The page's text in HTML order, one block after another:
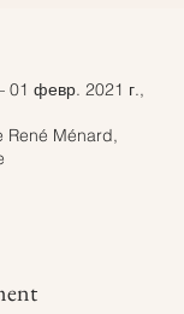
01 февр. 2021 г.,
René Ménard,